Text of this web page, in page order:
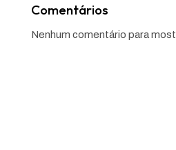
Comentários
Nenhum comentário para